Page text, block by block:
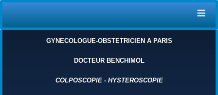
≡
GYNECOLOGUE-OBSTETRICIEN A PARIS
DOCTEUR BENCHIMOL
COLPOSCOPIE- HYSTEROSCOPIE